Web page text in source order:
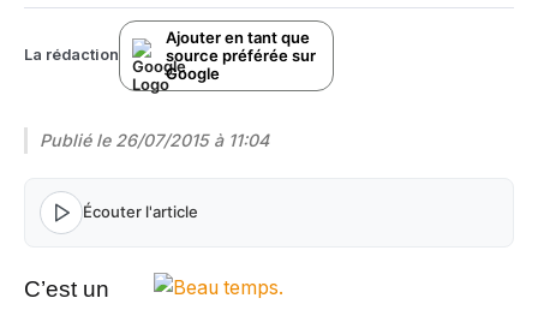
La rédaction
Ajouter en tant que
source préférée sur
Google
Publié le 26/07/2015 à 11:04
Écouter l'article
C’est un